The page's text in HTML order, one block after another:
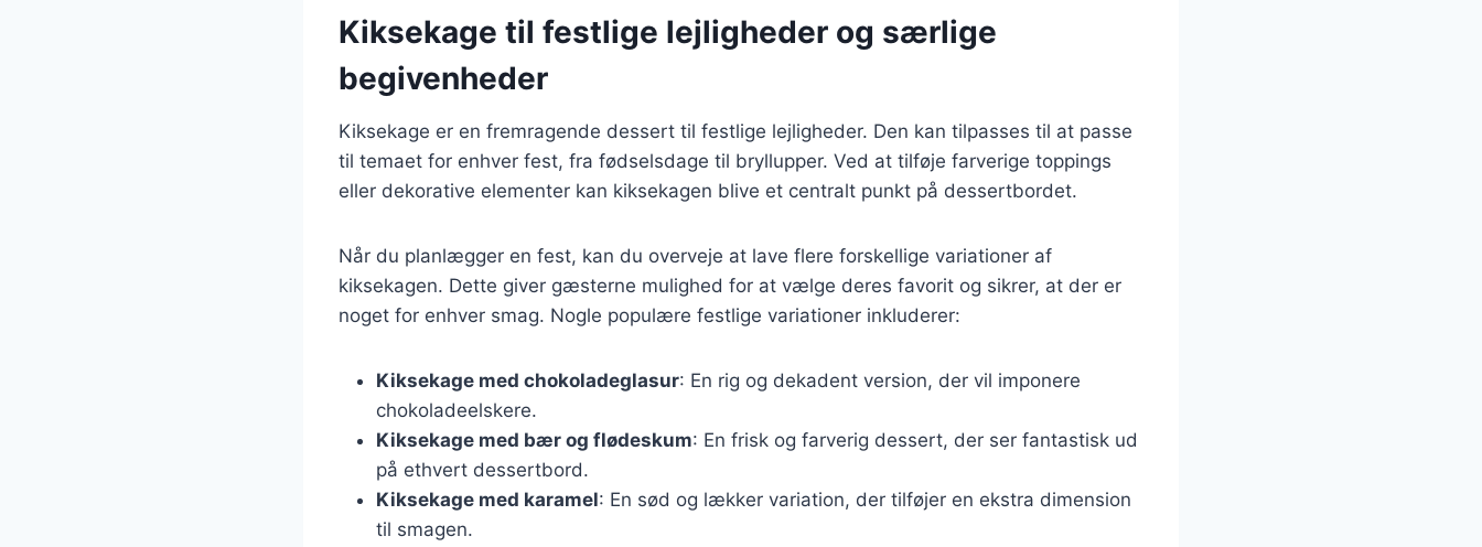
Kiksekage til festlige lejligheder og særlige
begivenheder
Kiksekage er en fremragende dessert til festlige lejligheder. Den kan tilpasses til at passe
til temaet for enhver fest, fra fødselsdage til bryllupper. Ved at tilføje farverige toppings
eller dekorative elementer kan kiksekagen blive et centralt punkt på dessertbordet.
Når du planlægger en fest, kan du overveje at lave flere forskellige variationer af
kiksekagen. Dette giver gæsterne mulighed for at vælge deres favorit og sikrer, at der er
noget for enhver smag. Nogle populære festlige variationer inkluderer:
Kiksekage med chokoladeglasur: En rig og dekadent version, der vil imponere
chokoladeelskere.
Kiksekage med bær og flødeskum: En frisk og farverig dessert, der ser fantastisk ud
på ethvert dessertbord.
Kiksekage med karamel: En sød og lækker variation, der tilføjer en ekstra dimension
til smagen.